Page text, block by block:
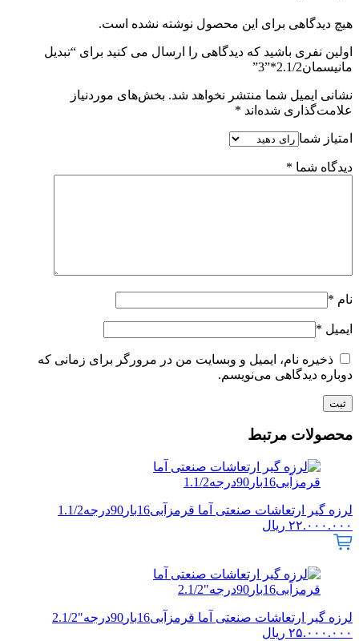
هیچ دیدگاهی برای این محصول نوشته نشده است.
اولین نفری باشید که دیدگاهی را ارسال می کنید برای “تبدیل
مانیسمان2.1/2*”3”
نشانی ایمیل شما منتشر نخواهد شد. بخش‌های موردنیاز
علامت‌گذاری شده‌اند *
امتیاز شما
دیدگاه شما *
نام *
ایمیل *
ذخیره نام، ایمیل و وبسایت من در مرورگر برای زمانی که
دوباره دیدگاهی می‌نویسم.
محصولات مرتبط
لرزه گیر ارتعاشات صنعتی آما قرمزآبی16بار90درجه1.1/2
۲۲.۰۰۰.۰۰۰ ریال
لرزه گیر ارتعاشات صنعتی آما قرمزآبی16بار90درجه"2.1/2
۲۵.۰۰۰.۰۰۰ ریال